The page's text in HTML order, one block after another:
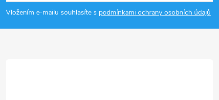
p
a
Vložením e-mailu souhlasíte s podmínkami ochrany osobních údajů